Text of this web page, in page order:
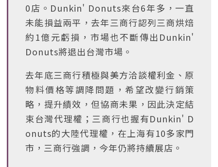
0店。Dunkin' Donuts來台6年多，一直
未能損益兩平，去年三商行認列三商烘焙
約1億元虧損，市場也不斷傳出Dunkin'
Donuts將退出台灣市場。
去年底三商行積極與美方洽談權利金、原
物料價格等調降問題，希望改變行銷策
略，提升績效，但協商未果，因此決定結
束台灣代理權；三商行也握有Dunkin' D
onuts的大陸代理權，在上海有10多家門
市，三商行強調，今年仍將持續展店。